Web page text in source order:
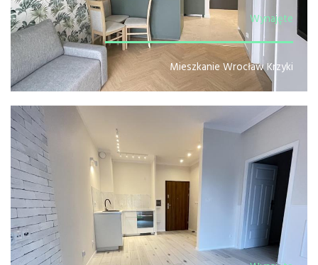
Wynajęte
Mieszkanie Wrocław Krzyki